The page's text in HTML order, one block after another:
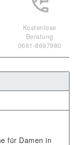
Kostenlose
Beratung
0661-8697980
für Damen in